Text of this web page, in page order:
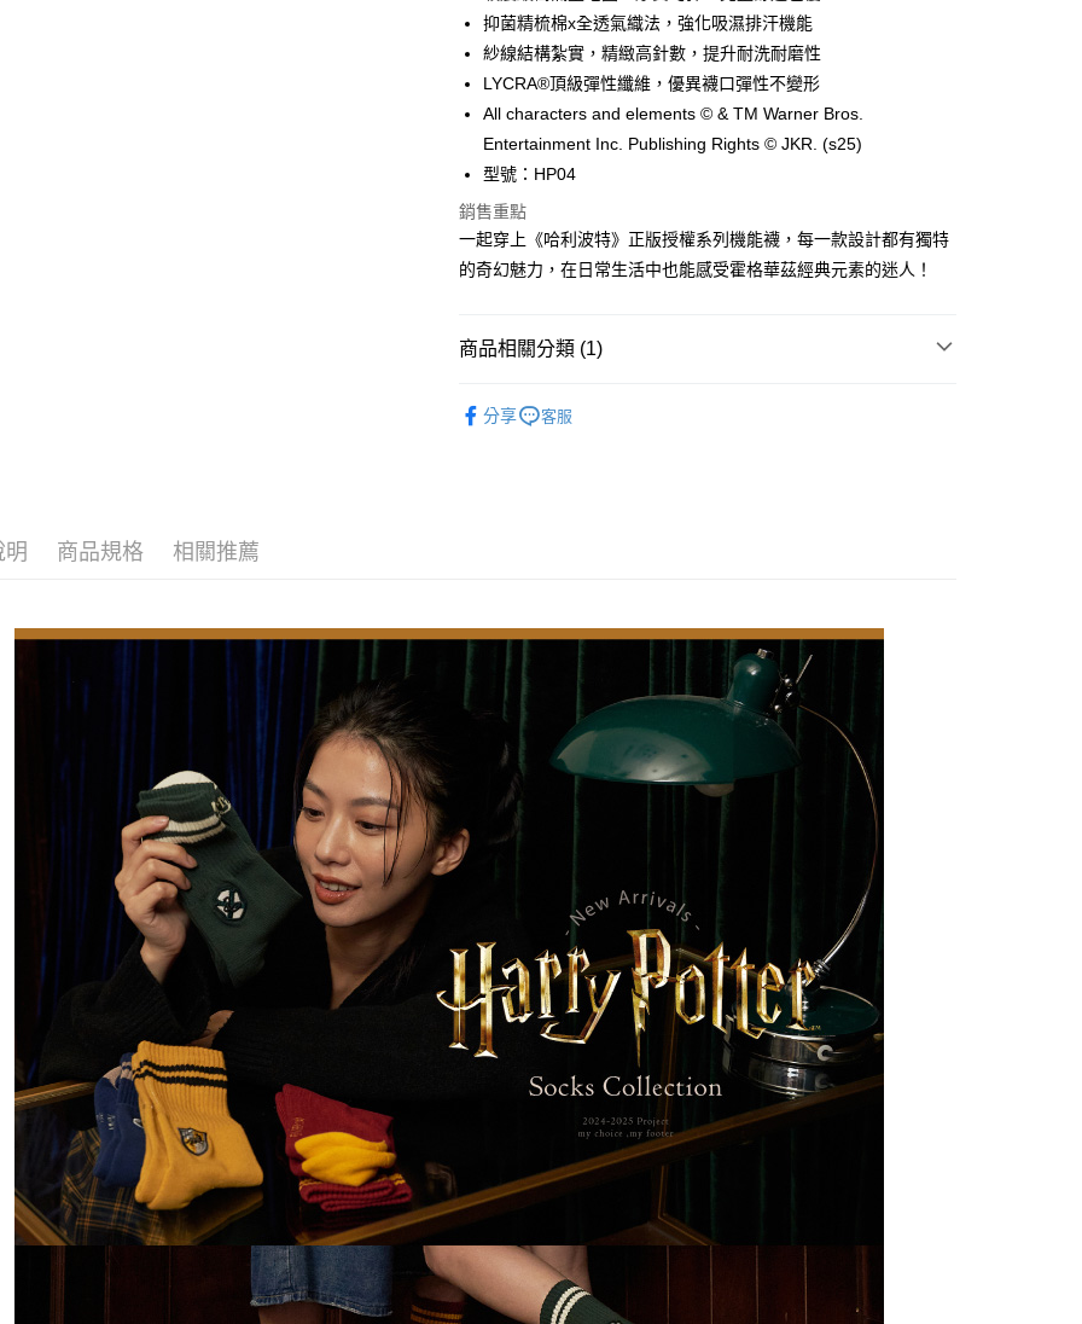
ATM付款
運送方式
全家取貨付款
每筆NT$100，滿NT$888(含以上)免運費
付款後全家取貨
每筆NT$100，滿NT$888(含以上)免運費
每筆NT$100，滿NT$888(含以上)免運費
抑菌精梳棉x全透氣織法，強化吸濕排汗機能
紗線結構紮實，精緻高針數，提升耐洗耐磨性
LYCRA®頂級彈性纖維，優異襪口彈性不變形
All characters and elements © & TM Warner Bros.
Entertainment Inc. Publishing Rights © JKR. (s25)
型號：HP04
銷售重點
一起穿上《哈利波特》正版授權系列機能襪，每一款設計都有獨特
的奇幻魅力，在日常生活中也能感受霍格華茲經典元素的迷人！
商品相關分類 (1)
分享
客服
明 商品規格 相關推薦